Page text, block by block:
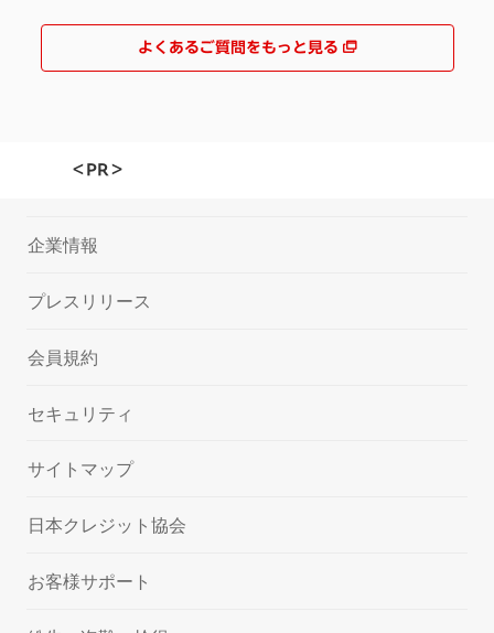
よくあるご質問をもっと見る
＜PR＞
企業情報
プレスリリース
会員規約
セキュリティ
サイトマップ
日本クレジット協会
お客様サポート